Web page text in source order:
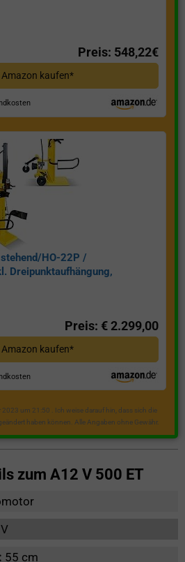
Preis: 548,22€
Amazon kaufen*
HO-22P /
Dreipunktaufhängung,
Preis: € 2.299,00
Amazon kaufen*
um 21:50 . Ich weise darauf hin, dass sich die
haben können. Alle Angaben ohne Gewähr.
zum A12 V 500 ET
55 cm